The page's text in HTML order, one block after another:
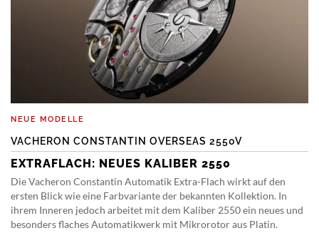
NEUE MODELLE
VACHERON CONSTANTIN OVERSEAS 2550V
EXTRAFLACH: NEUES KALIBER 2550
Die Vacheron Constantin Automatik Extra-Flach wirkt auf den
ersten Blick wie eine Farbvariante der bekannten Kollektion. In
ihrem Inneren jedoch arbeitet mit dem Kaliber 2550 ein neues und
besonders flaches Automatikwerk mit Mikrorotor aus Platin.